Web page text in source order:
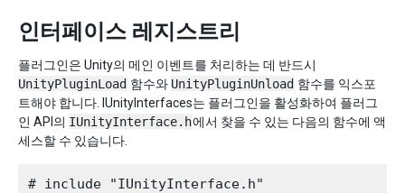
인터페이스 레지스트리
플러그인은 Unity의 메인 이벤트를 처리하는 데 반드시
UnityPluginLoad 함수와 UnityPluginUnload 함수를 익스포
트해야 합니다. IUnityInterfaces는 플러그인을 활성화하여 플러그
인 API의 IUnityInterface.h에서 찾을 수 있는 다음의 함수에 액
세스할 수 있습니다.
# include "IUnityInterface.h"